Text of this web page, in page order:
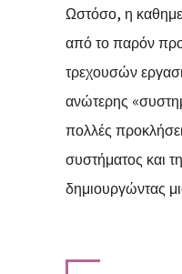
Ωστόσο, η
από το παρόν
τρεχουσών
ανώτερης
πολλές
συστήματος και
δημιουργώντας